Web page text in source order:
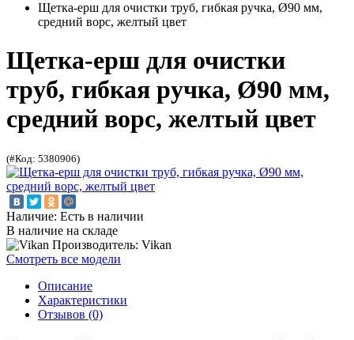
Щетка-ерш для очистки труб, гибкая ручка, Ø90 мм,
средний ворс, желтый цвет
Щетка-ерш для очистки
труб, гибкая ручка, Ø90 мм,
средний ворс, желтый цвет
(#Код: 5380906)
Наличие: Есть в наличии
В наличие на складе
Производитель: Vikan
Смотреть все модели
Описание
Характеристики
Отзывов (0)